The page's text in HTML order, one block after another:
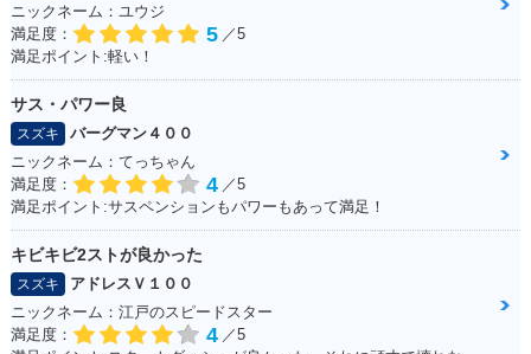
ニックネーム：ユウジ
満足度：
5 ／5
満足ポイント:軽い！
サス・パワー良
スズキ
バーグマン４００
ニックネーム：てっちゃん
満足度：
4 ／5
満足ポイント:サスペンションもパワーもあって満足！
キビキビ2ストが良かった
スズキ
アドレスＶ１００
ニックネーム：江戸のスピードスター
満足度：
4 ／5